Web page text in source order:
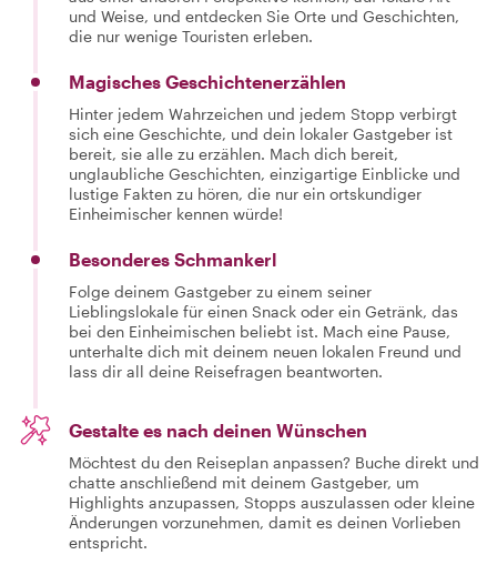
und Weise, und entdecken Sie Orte und Geschichten,
die nur wenige Touristen erleben.
Magisches Geschichtenerzählen
Hinter jedem Wahrzeichen und jedem Stopp verbirgt
sich eine Geschichte, und dein lokaler Gastgeber ist
bereit, sie alle zu erzählen. Mach dich bereit,
unglaubliche Geschichten, einzigartige Einblicke und
lustige Fakten zu hören, die nur ein ortskundiger
Einheimischer kennen würde!
Besonderes Schmankerl
Folge deinem Gastgeber zu einem seiner
Lieblingslokale für einen Snack oder ein Getränk, das
bei den Einheimischen beliebt ist. Mach eine Pause,
unterhalte dich mit deinem neuen lokalen Freund und
lass dir all deine Reisefragen beantworten.
Gestalte es nach deinen Wünschen
Möchtest du den Reiseplan anpassen? Buche direkt und
chatte anschließend mit deinem Gastgeber, um
Highlights anzupassen, Stopps auszulassen oder kleine
Änderungen vorzunehmen, damit es deinen Vorlieben
entspricht.